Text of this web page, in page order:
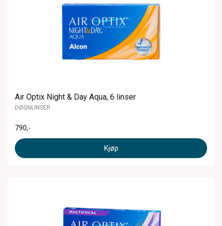
Air Optix Night & Day Aqua, 6 linser
DØGNLINSER
790,-
Kjøp